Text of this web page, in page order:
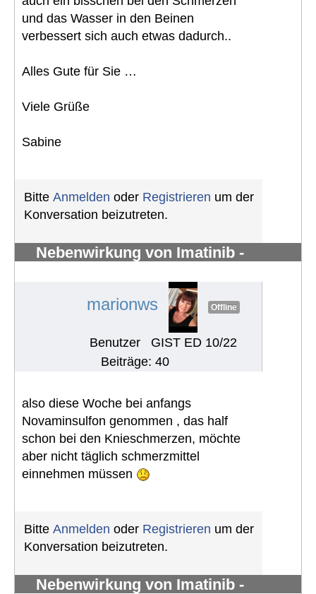
und das Wasser in den Beinen
verbessert sich auch etwas dadurch..
Alles Gute für Sie …
Viele Grüße
Sabine
Bitte Anmelden oder Registrieren um der
Konversation beizutreten.
Nebenwirkung von Imatinib -
marionws Offline
Benutzer
GIST ED 10/22
Beiträge: 40
also diese Woche bei anfangs
Novaminsulfon genommen , das half
schon bei den Knieschmerzen, möchte
aber nicht täglich schmerzmittel
einnehmen müssen
Bitte Anmelden oder Registrieren um der
Konversation beizutreten.
Nebenwirkung von Imatinib -